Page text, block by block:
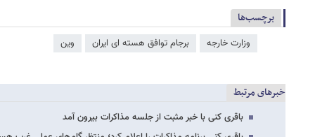
برچسب‌ها
وزارت خارجه برجام توافق هسته ای ایران وین
خبرهای مرتبط
باقری کنی با خبر مثبت از جلسه مذاکرات بیرون آمد